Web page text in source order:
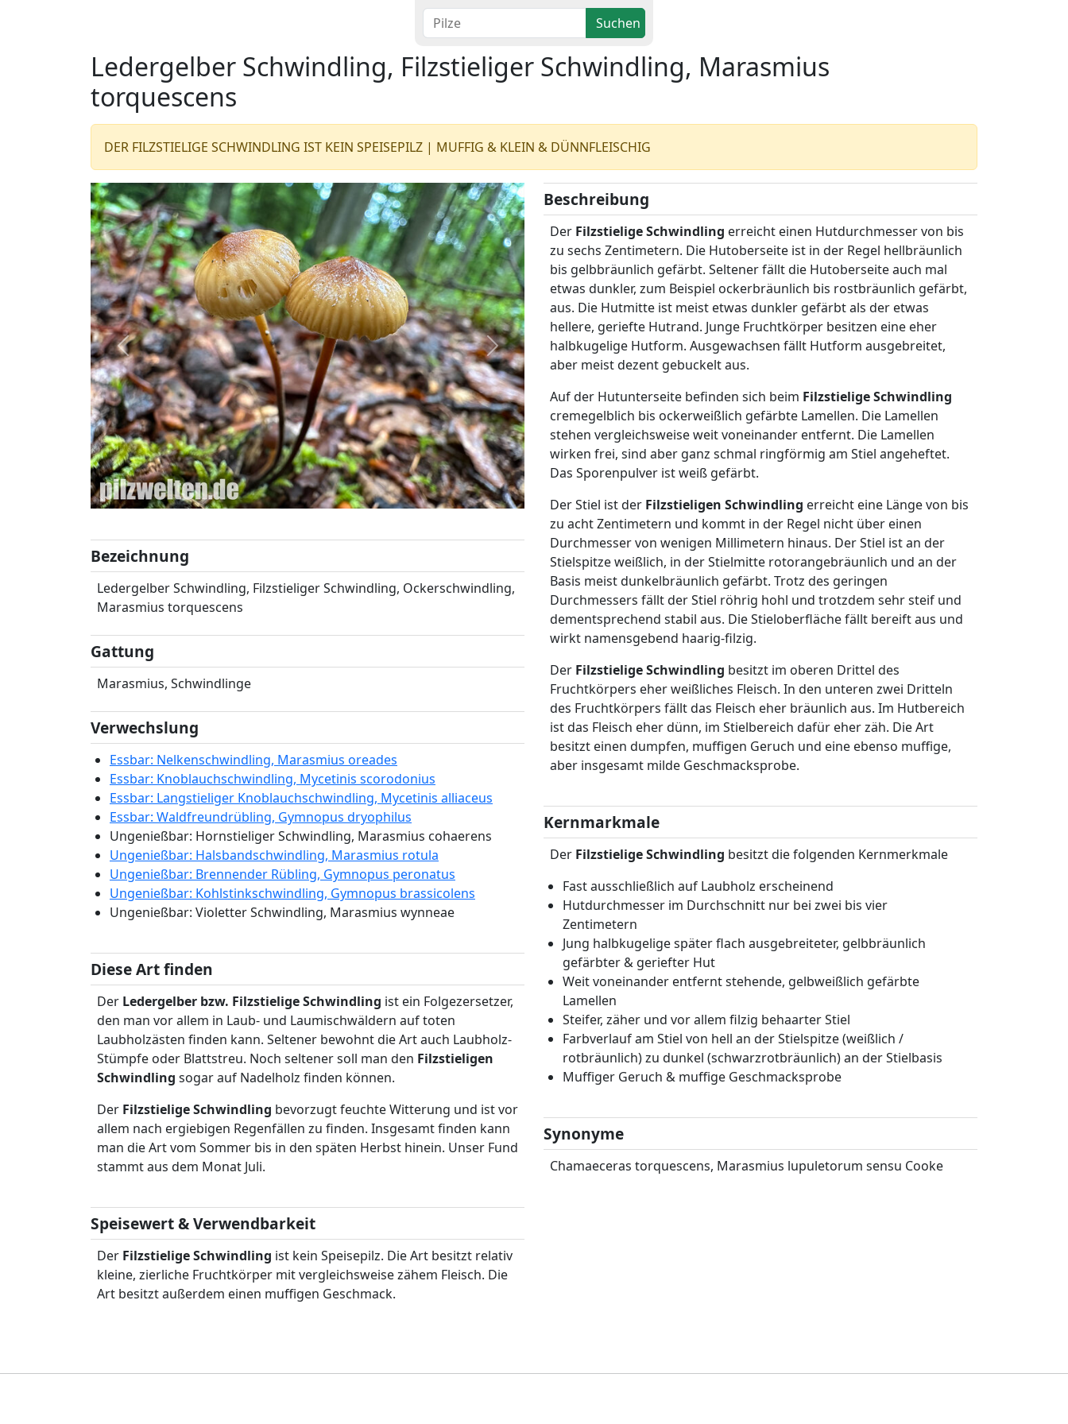
Suchen
Ledergelber Schwindling, Filzstieliger Schwindling, Marasmius
torquescens
DER FILZSTIELIGE SCHWINDLING IST KEIN SPEISEPILZ | MUFFIG & KLEIN & DÜNNFLEISCHIG
Zurück Weiter
Bezeichnung
Ledergelber Schwindling, Filzstieliger Schwindling, Ockerschwindling,
Marasmius torquescens
Gattung
Marasmius, Schwindlinge
Verwechslung
Essbar: Nelkenschwindling, Marasmius oreades
Essbar: Knoblauchschwindling, Mycetinis scorodonius
Essbar: Langstieliger Knoblauchschwindling, Mycetinis alliaceus
Essbar: Waldfreundrübling, Gymnopus dryophilus
Ungenießbar: Hornstieliger Schwindling, Marasmius cohaerens
Ungenießbar: Halsbandschwindling, Marasmius rotula
Ungenießbar: Brennender Rübling, Gymnopus peronatus
Ungenießbar: Kohlstinkschwindling, Gymnopus brassicolens
Ungenießbar: Violetter Schwindling, Marasmius wynneae
Diese Art finden
Der Ledergelber bzw. Filzstielige Schwindling ist ein Folgezersetzer,
den man vor allem in Laub- und Laumischwäldern auf toten
Laubholzästen finden kann. Seltener bewohnt die Art auch Laubholz-
Stümpfe oder Blattstreu. Noch seltener soll man den Filzstieligen
Schwindling sogar auf Nadelholz finden können.
Der Filzstielige Schwindling bevorzugt feuchte Witterung und ist vor
allem nach ergiebigen Regenfällen zu finden. Insgesamt finden kann
man die Art vom Sommer bis in den späten Herbst hinein. Unser Fund
stammt aus dem Monat Juli.
Speisewert & Verwendbarkeit
Der Filzstielige Schwindling ist kein Speisepilz. Die Art besitzt relativ
kleine, zierliche Fruchtkörper mit vergleichsweise zähem Fleisch. Die
Art besitzt außerdem einen muffigen Geschmack.
Beschreibung
Der Filzstielige Schwindling erreicht einen Hutdurchmesser von bis
zu sechs Zentimetern. Die Hutoberseite ist in der Regel hellbräunlich
bis gelbbräunlich gefärbt. Seltener fällt die Hutoberseite auch mal
etwas dunkler, zum Beispiel ockerbräunlich bis rostbräunlich gefärbt,
aus. Die Hutmitte ist meist etwas dunkler gefärbt als der etwas
hellere, geriefte Hutrand. Junge Fruchtkörper besitzen eine eher
halbkugelige Hutform. Ausgewachsen fällt Hutform ausgebreitet,
aber meist dezent gebuckelt aus.
Auf der Hutunterseite befinden sich beim Filzstielige Schwindling
cremegelblich bis ockerweißlich gefärbte Lamellen. Die Lamellen
stehen vergleichsweise weit voneinander entfernt. Die Lamellen
wirken frei, sind aber ganz schmal ringförmig am Stiel angeheftet.
Das Sporenpulver ist weiß gefärbt.
Der Stiel ist der Filzstieligen Schwindling erreicht eine Länge von bis
zu acht Zentimetern und kommt in der Regel nicht über einen
Durchmesser von wenigen Millimetern hinaus. Der Stiel ist an der
Stielspitze weißlich, in der Stielmitte rotorangebräunlich und an der
Basis meist dunkelbräunlich gefärbt. Trotz des geringen
Durchmessers fällt der Stiel röhrig hohl und trotzdem sehr steif und
dementsprechend stabil aus. Die Stieloberfläche fällt bereift aus und
wirkt namensgebend haarig-filzig.
Der Filzstielige Schwindling besitzt im oberen Drittel des
Fruchtkörpers eher weißliches Fleisch. In den unteren zwei Dritteln
des Fruchtkörpers fällt das Fleisch eher bräunlich aus. Im Hutbereich
ist das Fleisch eher dünn, im Stielbereich dafür eher zäh. Die Art
besitzt einen dumpfen, muffigen Geruch und eine ebenso muffige,
aber insgesamt milde Geschmacksprobe.
Kernmarkmale
Der Filzstielige Schwindling besitzt die folgenden Kernmerkmale
Fast ausschließlich auf Laubholz erscheinend
Hutdurchmesser im Durchschnitt nur bei zwei bis vier
Zentimetern
Jung halbkugelige später flach ausgebreiteter, gelbbräunlich
gefärbter & geriefter Hut
Weit voneinander entfernt stehende, gelbweißlich gefärbte
Lamellen
Steifer, zäher und vor allem filzig behaarter Stiel
Farbverlauf am Stiel von hell an der Stielspitze (weißlich /
rotbräunlich) zu dunkel (schwarzrotbräunlich) an der Stielbasis
Muffiger Geruch & muffige Geschmacksprobe
Synonyme
Chamaeceras torquescens, Marasmius lupuletorum sensu Cooke